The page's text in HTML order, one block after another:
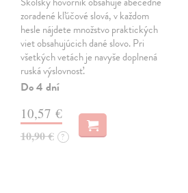
zoradené kľúčové slová, v každom
hesle nájdete množstvo praktických
viet obsahujúcich dané slovo. Pri
všetkých vetách je navyše doplnená
ruská výslovnosť.
Do 4 dní
10,57 €
10,90 € ?